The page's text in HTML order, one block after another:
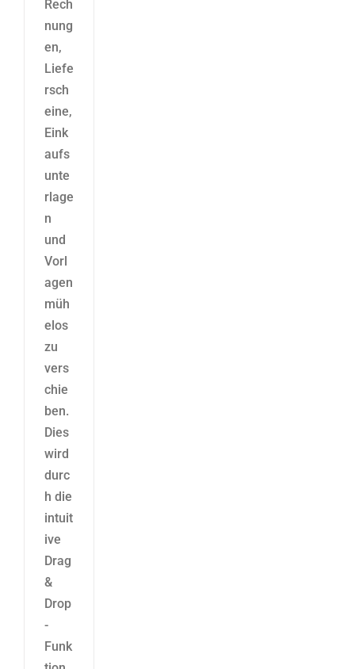
Rech
nung
en,
Liefe
rsch
eine,
Eink
aufs
unte
rlage
n
und
Vorl
agen
müh
elos
zu
vers
chie
ben.
Dies
wird
durc
h die
intuit
ive
Drag
&
Drop
-
Funk